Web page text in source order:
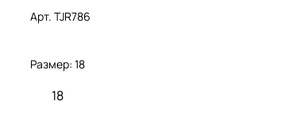
Арт.TJR786
Размер:18
18